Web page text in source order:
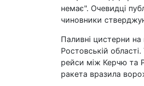
немає". Очевидці
чиновники
Паливні цистерни
Ростовській
рейси між Керчю та
ракета вразила